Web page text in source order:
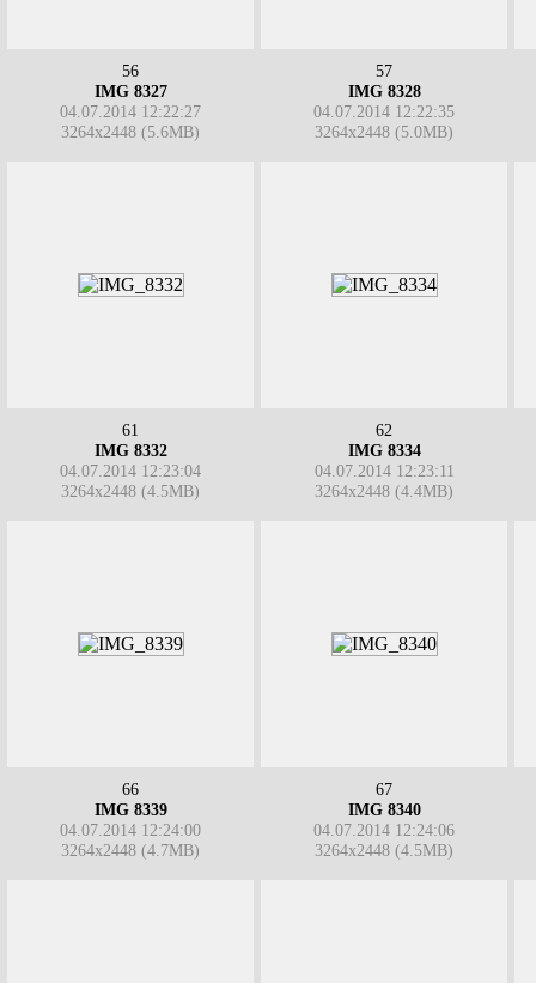
56
IMG 8327
04.07.2014 12:22:27
3264x2448 (5.6MB)
57
IMG 8328
04.07.2014 12:22:35
3264x2448 (5.0MB)
61
IMG 8332
04.07.2014 12:23:04
3264x2448 (4.5MB)
62
IMG 8334
04.07.2014 12:23:11
3264x2448 (4.4MB)
66
IMG 8339
04.07.2014 12:24:00
3264x2448 (4.7MB)
67
IMG 8340
04.07.2014 12:24:06
3264x2448 (4.5MB)